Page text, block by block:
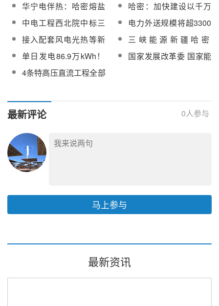
公示
电项目开展实地调研
热发电项目
华宁电伴热：哈密熔盐
塔式50MW光热发电项
目电伴热选型原则
哈密：加快建设以千万
千瓦级煤电基地、百万
千瓦级光热基地等为组
成的国家级新型综合能
源基地
中电工程西北院中标三
峡能源哈密100万千瓦
光热光伏项目可研
电力外送规模将超3300
万千瓦！又一特高压工
程开工
接入配套风电光热等新
能源1020万千瓦！四川
院参与设计的又一特高
压项目开工
三峡能源新疆哈密
100MW熔盐线性菲涅尔
式光热项目业主工程师
单日发电86.9万kWh！
中电工程哈密50MW光
热电站再创新记录！
国家发展改革委 国家能
表】
4条特高压直流工程全部
最新评论 0人参与
马上参与
最新资讯